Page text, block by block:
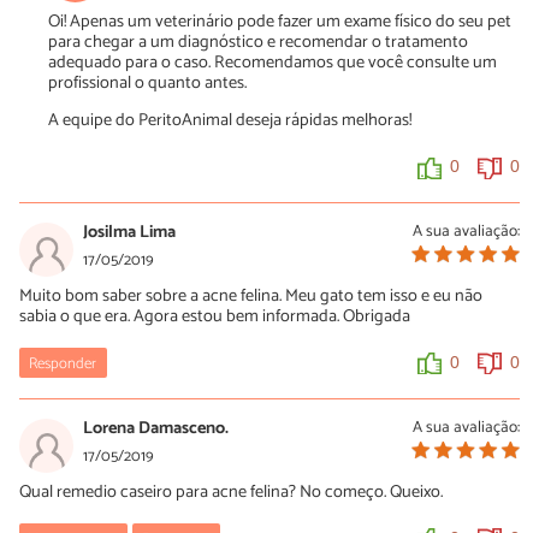
Oi! Apenas um veterinário pode fazer um exame físico do seu pet
para chegar a um diagnóstico e recomendar o tratamento
adequado para o caso. Recomendamos que você consulte um
profissional o quanto antes.
A equipe do PeritoAnimal deseja rápidas melhoras!
0 0
A sua avaliação:
Josilma Lima
17/05/2019
Muito bom saber sobre a acne felina. Meu gato tem isso e eu não
sabia o que era. Agora estou bem informada. Obrigada
Responder 0 0
A sua avaliação:
Lorena Damasceno.
17/05/2019
Qual remedio caseiro para acne felina? No começo. Queixo.